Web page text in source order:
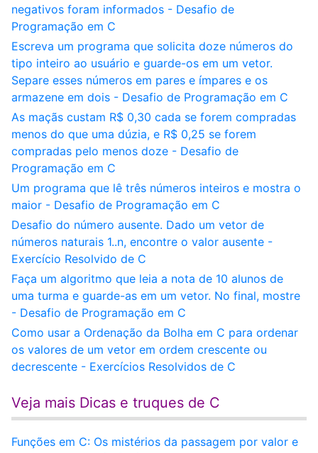
negativos foram informados - Desafio de
Programação em C
Escreva um programa que solicita doze números do
tipo inteiro ao usuário e guarde-os em um vetor.
Separe esses números em pares e ímpares e os
armazene em dois - Desafio de Programação em C
As maçãs custam R$ 0,30 cada se forem compradas
menos do que uma dúzia, e R$ 0,25 se forem
compradas pelo menos doze - Desafio de
Programação em C
Um programa que lê três números inteiros e mostra o
maior - Desafio de Programação em C
Desafio do número ausente. Dado um vetor de
números naturais 1..n, encontre o valor ausente -
Exercício Resolvido de C
Faça um algoritmo que leia a nota de 10 alunos de
uma turma e guarde-as em um vetor. No final, mostre
- Desafio de Programação em C
Como usar a Ordenação da Bolha em C para ordenar
os valores de um vetor em ordem crescente ou
decrescente - Exercícios Resolvidos de C
Veja mais Dicas e truques de C
Funções em C: Os mistérios da passagem por valor e